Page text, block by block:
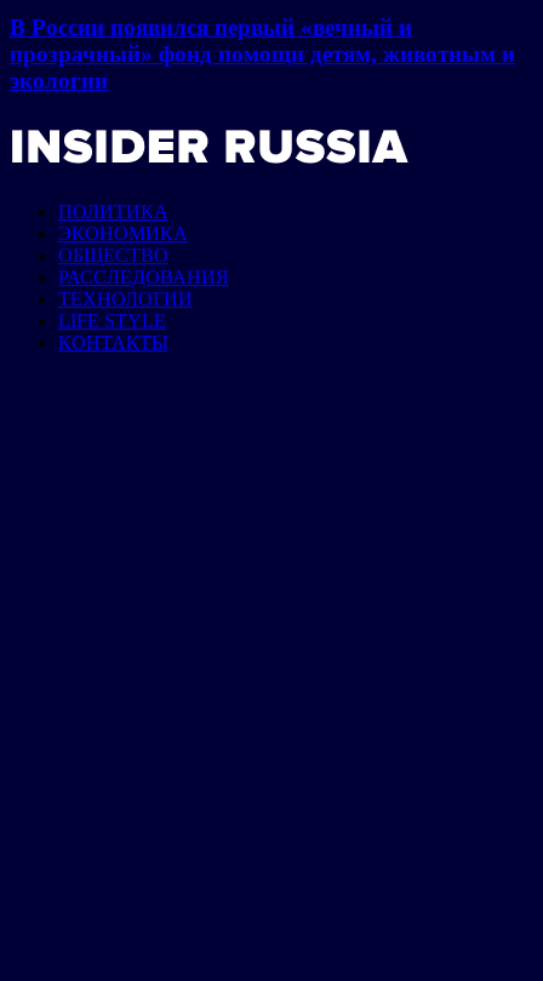
В России появился первый «вечный и
прозрачный» фонд помощи детям, животным и
экологии
ПОЛИТИКА
ЭКОНОМИКА
ОБЩЕСТВО
РАССЛЕДОВАНИЯ
ТЕХНОЛОГИИ
LIFE STYLE
КОНТАКТЫ